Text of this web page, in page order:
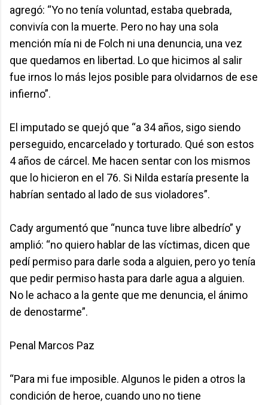
agregó: “Yo no tenía voluntad, estaba quebrada,
convivía con la muerte. Pero no hay una sola
mención mía ni de Folch ni una denuncia, una vez
que quedamos en libertad. Lo que hicimos al salir
fue irnos lo más lejos posible para olvidarnos de ese
infierno”.
El imputado se quejó que “a 34 años, sigo siendo
perseguido, encarcelado y torturado. Qué son estos
4 años de cárcel. Me hacen sentar con los mismos
que lo hicieron en el 76. Si Nilda estaría presente la
habrían sentado al lado de sus violadores”.
Cady argumentó que “nunca tuve libre albedrío” y
amplió: “no quiero hablar de las víctimas, dicen que
pedí permiso para darle soda a alguien, pero yo tenía
que pedir permiso hasta para darle agua a alguien.
No le achaco a la gente que me denuncia, el ánimo
de denostarme”.
Penal Marcos Paz
“Para mi fue imposible. Algunos le piden a otros la
condición de heroe, cuando uno no tiene